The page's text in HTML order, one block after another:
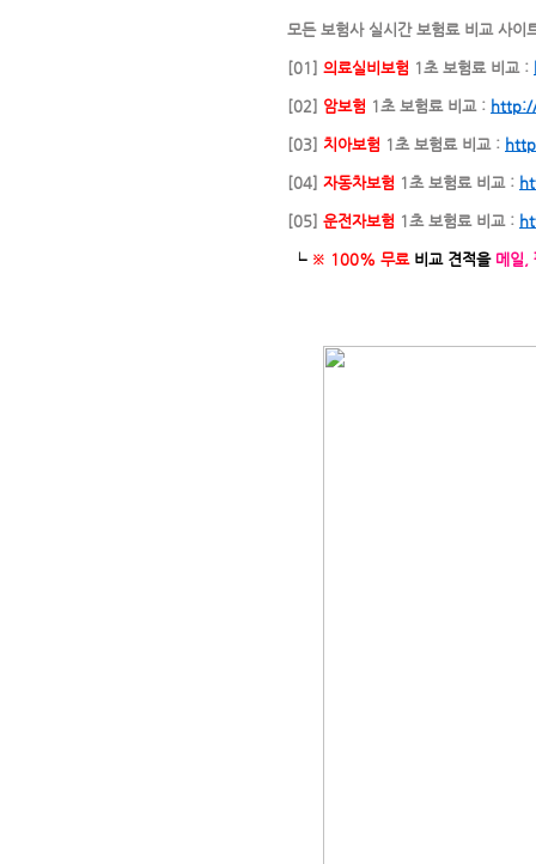
모든 보험사 실시간 보험료 비교 사이
[01] 의료실비보험 1초 보험료 비교 :
[02] 암보험 1초 보험료 비교 :
[03] 치아보험 1초 보험료 비교 :
[04] 자동차보험 1초 보험료 비교 :
[05] 운전자보험 1초 보험료 비교 :
└※ 100% 무료 비교 견적을 메일,